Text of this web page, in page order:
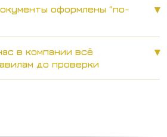
оформлены “по-
в компании всё
до проверки